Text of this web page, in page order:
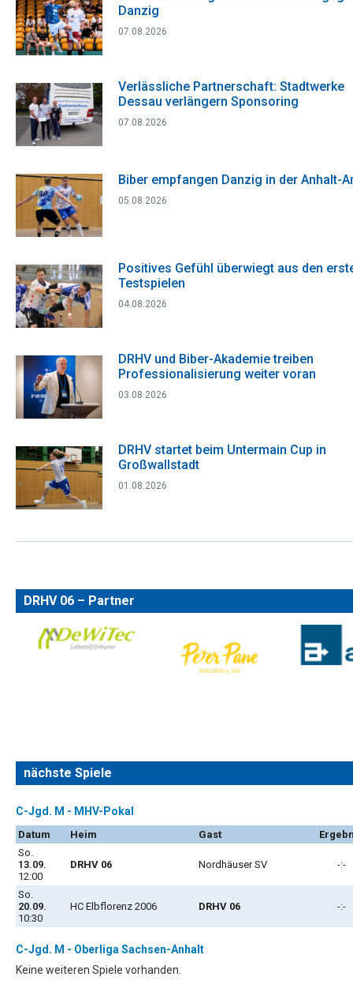
Danzig
07.08.2026
Verlässliche Partnerschaft: Stadtwerke
Dessau verlängern Sponsoring
07.08.2026
Biber empfangen Danzig in der Anhalt-
05.08.2026
Positives Gefühl überwiegt aus den
Testspielen
04.08.2026
DRHV und Biber-Akademie treiben
Professionalisierung weiter voran
03.08.2026
DRHV startet beim Untermain Cup in
Großwallstadt
01.08.2026
DRHV 06 – Partner
nächste Spiele
C-Jgd. M - MHV-Pokal
Datum Heim Gast
So.
13.09.
12:00
DRHV 06 Nordhäuser SV -:-
So.
20.09.
10:30
HC Elbflorenz 2006 DRHV 06 -:-
C-Jgd. M - Oberliga Sachsen-Anhalt
Keine weiteren Spiele vorhanden.